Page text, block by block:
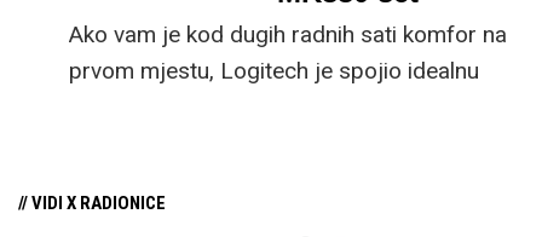
Ako vam je kod dugih radnih sati komfor na
prvom mjestu, Logitech je spojio idealnu
// VIDI X RADIONICE